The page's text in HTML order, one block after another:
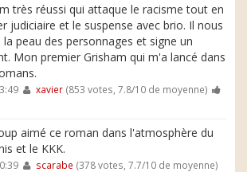
très réussi qui attaque le racisme tout en
judiciaire et le suspense avec brio. Il nous
peau des personnages et signe un
Mon premier Grisham qui m'a lancé dans
xavier(853 votes, 7.8/10 de moyenne)
aimé ce roman dans l'atmosphère du
et le KKK.
scarabe (378 votes, 7.7/10 de moyenne)